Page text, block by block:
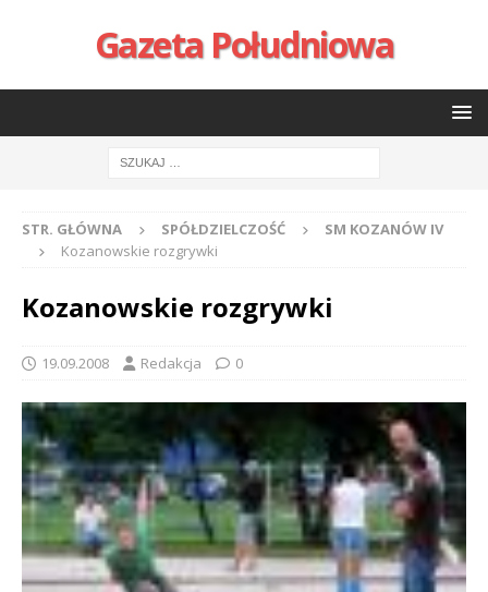
Gazeta Południowa
STR. GŁÓWNA SPÓŁDZIELCZOŚĆ
SM KOZANÓW IV
Kozanowskie rozgrywki
Kozanowskie rozgrywki
19.09.2008 Redakcja 0